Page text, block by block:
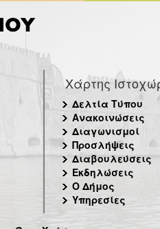
Χάρτης
Δελτία Τύπου
Ανακοινώσεις
Διαγωνισμοί
Προσλήψεις
Διαβουλεύσεις
Εκδηλώσεις
Ο Δήμος
Υπηρεσίες